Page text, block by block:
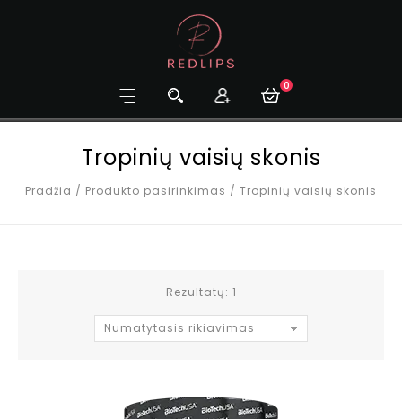
0
Tropinių vaisių skonis
Pradžia / Produkto pasirinkimas / Tropinių vaisių skonis
Rezultatų: 1
Numatytasis rikiavimas